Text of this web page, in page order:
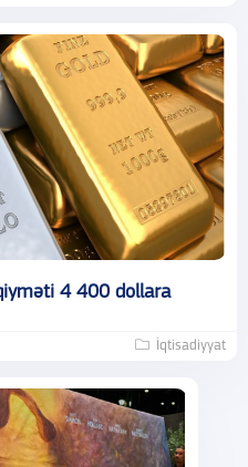
4 400 dollara
İqtisadiyyat